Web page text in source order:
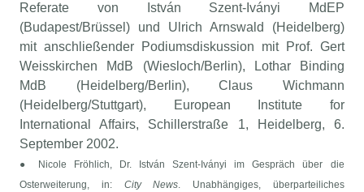
Referate von István Szent-Iványi MdEP
(Budapest/Brüssel) und Ulrich Arnswald (Heidelberg)
mit anschließender Podiumsdiskussion mit Prof. Gert
Weisskirchen MdB (Wiesloch/Berlin), Lothar Binding
MdB (Heidelberg/Berlin), Claus Wichmann
(Heidelberg/Stuttgart), European Institute for
International Affairs, Schillerstraße 1, Heidelberg, 6.
September 2002.
● Nicole Fröhlich, Dr. István Szent-Iványi im Gespräch über die
Osterweiterung, in: City News. Unabhängiges, überparteiliches